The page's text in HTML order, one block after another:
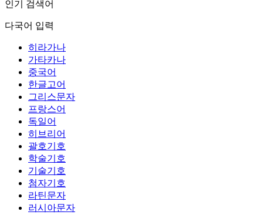
인기 검색어
다국어 입력
히라가나
가타카나
중국어
한글고어
그리스문자
프랑스어
독일어
히브리어
괄호기호
학술기호
기술기호
첨자기호
라틴문자
러시아문자